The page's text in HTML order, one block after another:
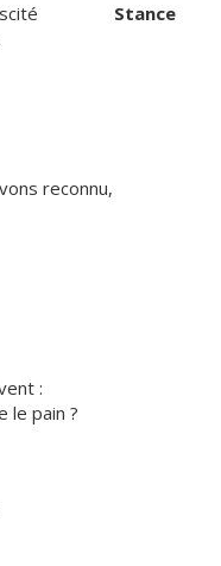
Stance
reconnu,
:
le pain ?